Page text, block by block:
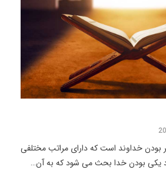
بودن خداوند است که دارای مراتب مختلفی
یکی بودن خدا بحث می شود که به آن…